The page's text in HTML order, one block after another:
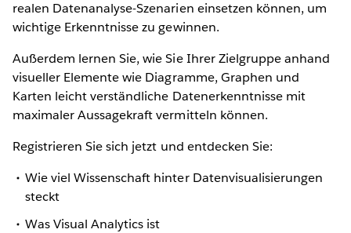
realen Datenanalyse-Szenarien einsetzen können, um
wichtige Erkenntnisse zu gewinnen.
Außerdem lernen Sie, wie Sie Ihrer Zielgruppe anhand
visueller Elemente wie Diagramme, Graphen und
Karten leicht verständliche Datenerkenntnisse mit
maximaler Aussagekraft vermitteln können.
Registrieren Sie sich jetzt und entdecken Sie:
Wie viel Wissenschaft hinter Datenvisualisierungen
steckt
Was Visual Analytics ist